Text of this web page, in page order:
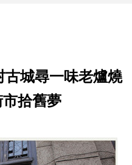
城尋一味老爐燒
拾舊夢